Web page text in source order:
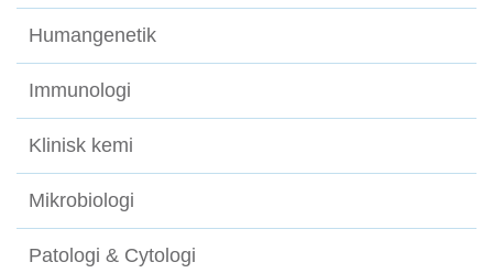
Humangenetik
Immunologi
Klinisk kemi
Mikrobiologi
Patologi & Cytologi